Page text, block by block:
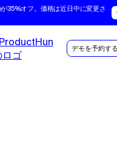
35%オフ。価格は近日中に変更さ
デモを予約する